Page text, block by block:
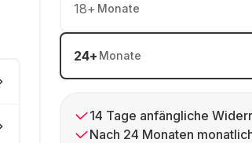
18+ Monate
24+ Monate
14 Tage anfängliche
Nach 24 Monaten